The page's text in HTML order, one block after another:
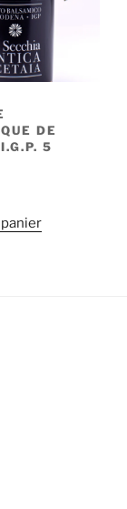
être
sur
page
du
DE
5